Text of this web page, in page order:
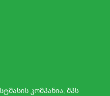
კომპანია, შპს